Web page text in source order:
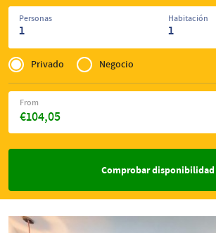
Personas
1
Habitación
1
Privé
of
Zakelijk
Privado Negocio
€104,05
From
Comprobar disponibilidad